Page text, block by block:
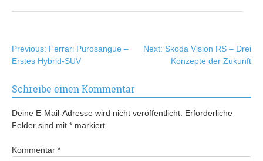
Beitragsnavigation
Previous: Ferrari Purosangue –
Erstes Hybrid-SUV
Next: Skoda Vision RS – Drei
Konzepte der Zukunft
Schreibe einen Kommentar
Deine E-Mail-Adresse wird nicht veröffentlicht. Erforderliche
Felder sind mit * markiert
Kommentar *